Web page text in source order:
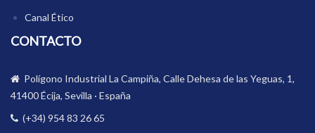
Canal Ético
CONTACTO
Polígono Industrial La Campiña, Calle Dehesa de las Yeguas, 1,
41400 Écija, Sevilla · España
(+34) 954 83 26 65